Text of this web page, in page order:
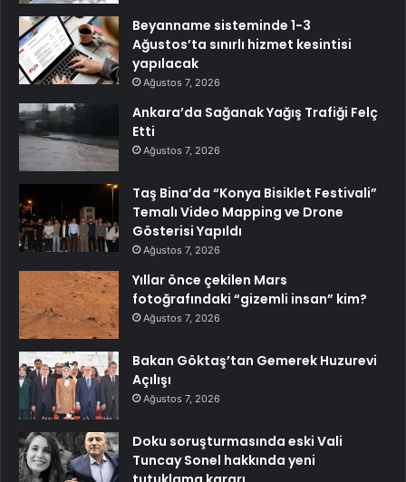
Beyanname sisteminde 1-3
Ağustos’ta sınırlı hizmet kesintisi
yapılacak
Ağustos 7, 2026
Ankara’da Sağanak Yağış Trafiği Felç
Etti
Ağustos 7, 2026
Taş Bina’da “Konya Bisiklet Festivali”
Temalı Video Mapping ve Drone
Gösterisi Yapıldı
Ağustos 7, 2026
Yıllar önce çekilen Mars
fotoğrafındaki “gizemli insan” kim?
Ağustos 7, 2026
Bakan Göktaş’tan Gemerek Huzurevi
Açılışı
Ağustos 7, 2026
Doku soruşturmasında eski Vali
Tuncay Sonel hakkında yeni